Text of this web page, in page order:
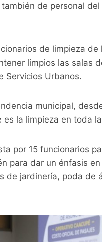
de personal
de limpieza
limpios las salas
Servicios Urbanos.
municipal,
la limpieza en toda
por 15 funcionarios
para dar un énfasis
de jardinería, poda de